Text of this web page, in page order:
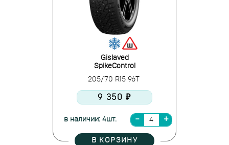
Gislaved
SpikeControl
205/70 R15 96T
9 350 ₽
в наличии: 4шт.
В КОРЗИНУ